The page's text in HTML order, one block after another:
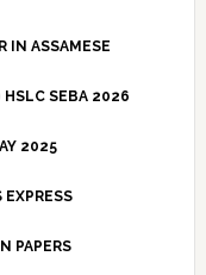
IN ASSAMESE
HSLC SEBA 2026
2025
PAPERS